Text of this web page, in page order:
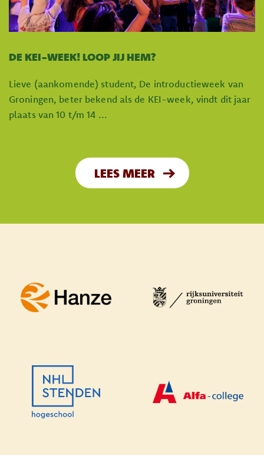
DE KEI-WEEK! LOOP JIJ HEM?
Lieve (aankomende) student, De introductieweek van
Groningen, beter bekend als de KEI-week, vindt dit jaar
plaats van 10 t/m 14 ...
LEES MEER